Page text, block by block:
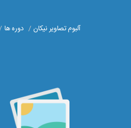
آلبوم تصاویر نیکان دوره ها